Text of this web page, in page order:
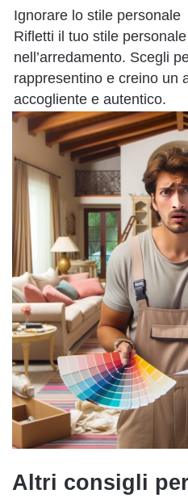
Ignorare lo stile personale
Rifletti il tuo stile personale
nell’arredamento. Scegli
rappresentino e creino un
accogliente e autentico.
Altri consigli